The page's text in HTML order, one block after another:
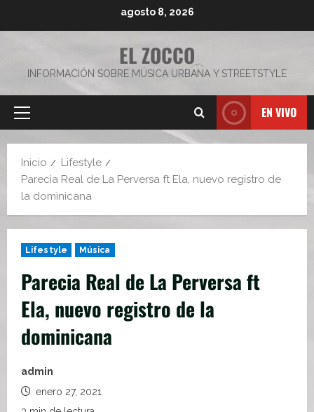
agosto 8, 2026
EL ZOCCO
INFORMACIÓN SOBRE MÚSICA URBANA Y STREETSTYLE
Menú
EN VIVO
Inicio
Lifestyle
Parecia Real de La Perversa ft Ela, nuevo registro de
la dominicana
Lifestyle Música
Parecia Real de La Perversa ft
Ela, nuevo registro de la
dominicana
admin
enero 27, 2021